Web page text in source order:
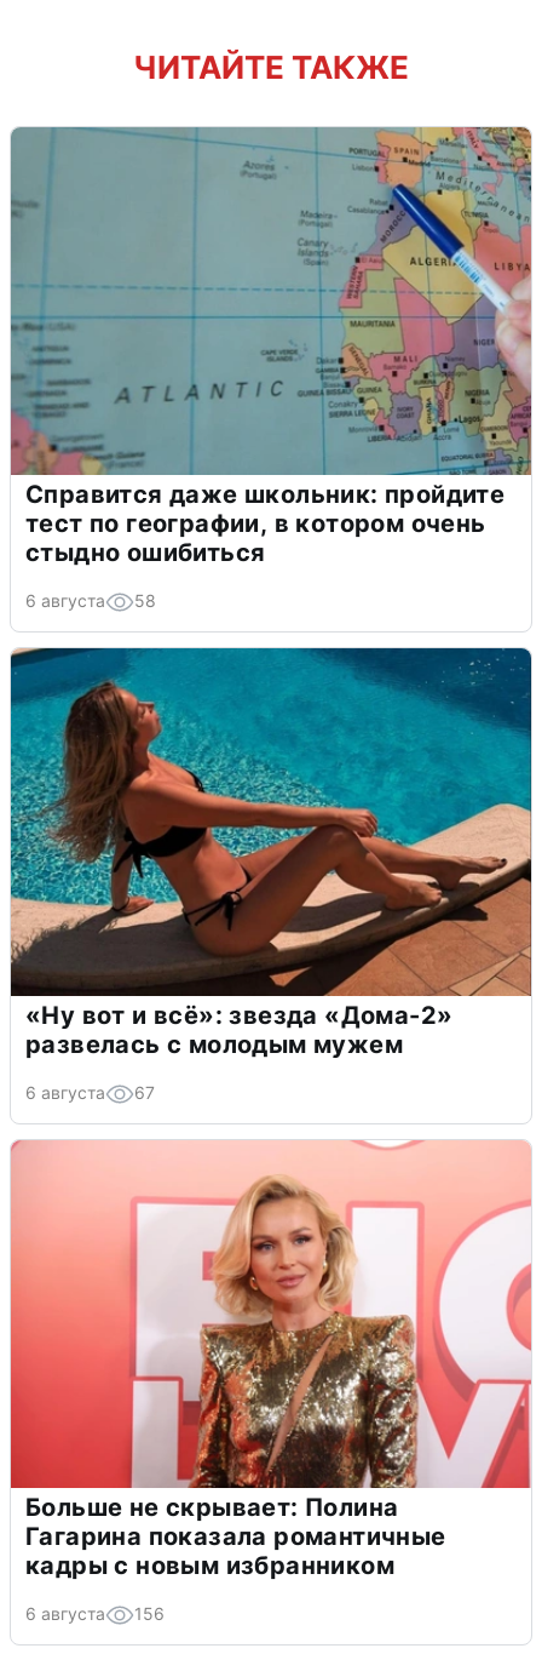
ЧИТАЙТЕ ТАКЖЕ
Справится даже школьник: пройдите
тест по географии, в котором очень
стыдно ошибиться
6 августа 58
«Ну вот и всё»: звезда «Дома-2»
развелась с молодым мужем
6 августа 67
Больше не скрывает: Полина
Гагарина показала романтичные
кадры с новым избранником
6 августа 156